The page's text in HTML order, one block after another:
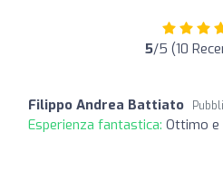
5/5 (10
Filippo Andrea Battiato
Esperienza fantastica: Ottimo